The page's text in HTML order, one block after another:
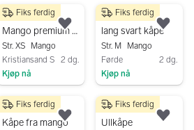
500 kr
Mango premium kåpe/frakk 70% ull
Str. XS
Mango
Kristiansand S
2 dg.
Kjøp nå
Fiks ferdig
Legg til som favoritt.
800 kr
lang svart kåpe
Str. M
Mango
Førde
2 dg.
Kjøp nå
Fiks ferdig
300 kr
Kåpe fra mango
Fiks ferdig
Legg til som favoritt.
100 kr
Ullkåpe
Fiks ferdig